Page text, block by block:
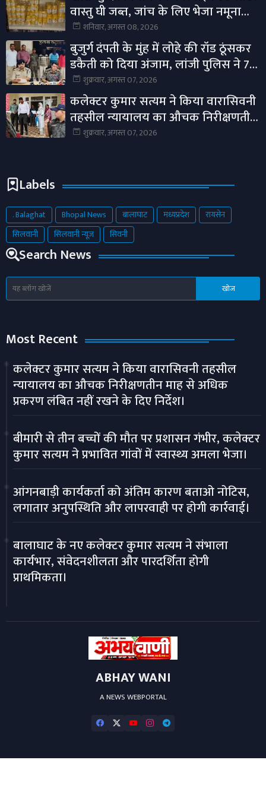
वास्तु घी जब्त, जांच के लिए भेजा नमूना
विभिन्न होलसेल विक्रेताओं के प्रतिष्ठानों का
किया गया निरीक्षण।
शनिवार, अगस्त 08, 2026
बुजुर्ग दंपती के मुंह में लोहे की रॉड ठूंसकर
डकैती को दिया अंजाम, लांजी पुलिस ने 7
आरोपियों का किया खुलासा।
शुक्रवार, अगस्त 07, 2026
कलेक्टर कुमार सत्यम ने किया वारासिवनी
तहसील न्यायालय का औचक निरीक्षणतीन
माह से अधिक प्रकरण लंबित नहीं रखने के
शुक्रवार, अगस्त 07, 2026
Labels
. Balaghat Bhopal News बालाघाट मध्यप्रदेश
रायसेन
सिलवानी
सिलवानी न्यूज़ सिवनी
Search News
Most Recent
कलेक्टर कुमार सत्यम ने किया वारासिवनी तहसील
न्यायालय का औचक निरीक्षणतीन माह से अधिक
प्रकरण लंबित नहीं रखने के दिए निर्देश।
बीमारी से तीन बच्चों की मौत पर प्रशासन गंभीर, कलेक्टर
कुमार सत्यम ने प्रभावित गांवों में स्वास्थ्य अमला भेजा।
आंगनबाड़ी कार्यकर्ता को अंतिम कारण बताओ नोटिस,
लगातार अनुपस्थिति और लापरवाही पर होगी कार्रवाई।
बालाघाट के नए कलेक्टर कुमार सत्यम ने संभाला
कार्यभार, संवेदनशीलता और पारदर्शिता होगी
प्राथमिकता।
ABHAY WANI
A NEWS WEBPORTAL